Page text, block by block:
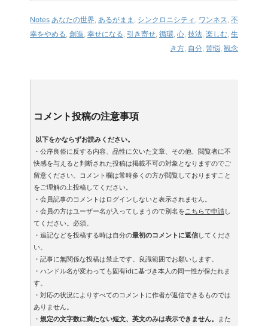
Notes あなたの世界, あるがまま , シンクロニシティ , ワンネス, 不
幸をやめる, 創造, 幸せになる, 引き寄せ, 循環, 心, 技法, 楽しむ, 生
き方, 自分, 苦悩, 観念
コメント投稿の注意事項
以下をかならずお読みください。
・公序良俗に反する内容、品性に欠いた文章、その他、閲覧者に不
快感を与えると判断された投稿は掲載不可の対象となりますのでご
留意ください。コメント欄は常時多くの方が閲覧しておりますこと
をご理解の上投稿してください。
・会員記事のコメントはログインしないと表示されません。
・会員の方はユーザー名が入ってしまうので別名をこちらで申請し
てください。必須。
・追記などを投稿する時は自分の最初のコメントに返信してくださ
い。
・記事に無関係な投稿は禁止です。良識範囲でお願いします。
・ハンドル名が変わっても固有idに基づき本人の同一性が保たれま
す。
・対応の状況によりすべてのコメントに作者が返信できるものでは
ありません。
・ 規定の文字数に満たない短文、英文のみは表示できません。
また